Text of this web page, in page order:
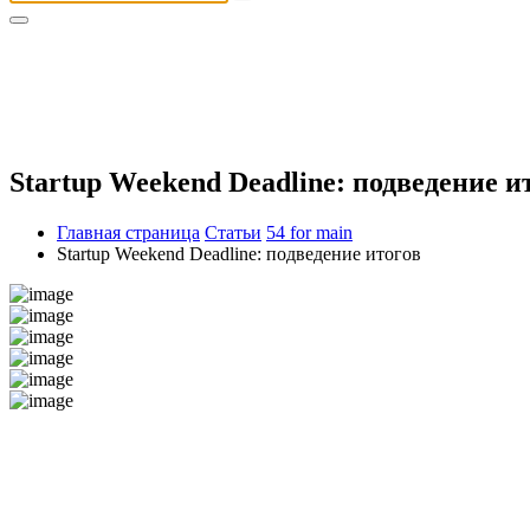
Startup Weekend Deadline: подведение
Главная страница Статьи 54 for main
Startup Weekend Deadline: подведение итогов